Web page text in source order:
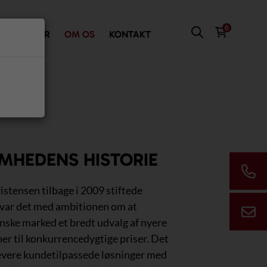
VI TILBYDER OM OS KONTAKT
0
HISTORIE
tilbage i 2009 stiftede
det med ambitionen om at
marked et bredt udvalg af nyere
til konkurrencedygtige priser. Det
kundetilpassede løsninger med